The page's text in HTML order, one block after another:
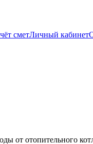
сметЛичный кабинет
от отопительного